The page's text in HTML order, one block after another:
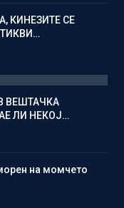
КИНЕЗИТЕ СЕ
ВЕШТАЧКА
ЛИ НЕКОЈ…
на момчето